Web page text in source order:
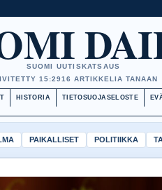
SUOMI UUTISKATSAUS
15:2916 ARTIKKELIA TANAAN
HISTORIA TIETOSUOJASELOSTE
PAIKALLISET POLITIIKKA